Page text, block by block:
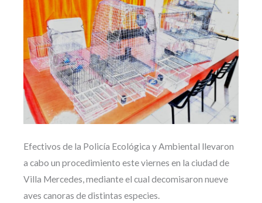
Efectivos de la Policía Ecológica y Ambiental llevaron
a cabo un procedimiento este viernes en la ciudad de
Villa Mercedes, mediante el cual decomisaron nueve
aves canoras de distintas especies.